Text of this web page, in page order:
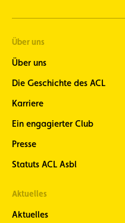
Über uns
Über uns
Die Geschichte des ACL
Karriere
Ein engagierter Club
Presse
Statuts ACL Asbl
Aktuelles
Aktuelles